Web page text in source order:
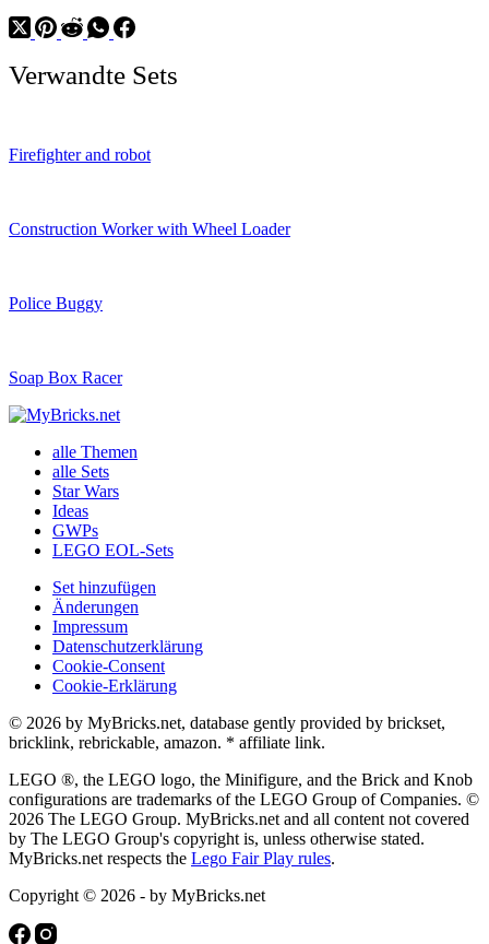
Verwandte Sets
Firefighter and robot
Construction Worker with Wheel Loader
Police Buggy
Soap Box Racer
alle Themen
alle Sets
Star Wars
Ideas
GWPs
LEGO EOL-Sets
Set hinzufügen
Änderungen
Impressum
Datenschutzerklärung
Cookie-Consent
Cookie-Erklärung
© 2026 by MyBricks.net, database gently provided by brickset,
bricklink, rebrickable, amazon. * affiliate link.
LEGO ®, the LEGO logo, the Minifigure, and the Brick and Knob
configurations are trademarks of the LEGO Group of Companies. ©
2026 The LEGO Group. MyBricks.net and all content not covered
by The LEGO Group's copyright is, unless otherwise stated.
MyBricks.net respects the Lego Fair Play rules.
Copyright © 2026 - by MyBricks.net